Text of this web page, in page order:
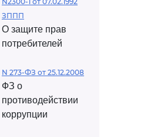
ЗППП
О защите прав
потребителей
N 273-ФЗ от 25.12.2008
ФЗ о
противодействии
коррупции